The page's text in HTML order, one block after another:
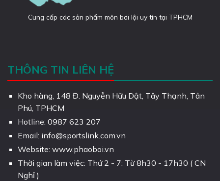
Cung cấp các sản phẩm môn bơi lội uy tín tại TPHCM
THÔNG TIN LIÊN HỆ
Kho hàng, 148 Đ. Nguyễn Hữu Dật, Tây Thạnh, Tân
Phú, TPHCM
Hotline: 0987 623 207
Email: info@sportslink.com.vn
Website: www.phaoboi.vn
Thời gian làm việc: Thứ 2 - 7: Từ 8h30 - 17h30 ( CN
Nghỉ )